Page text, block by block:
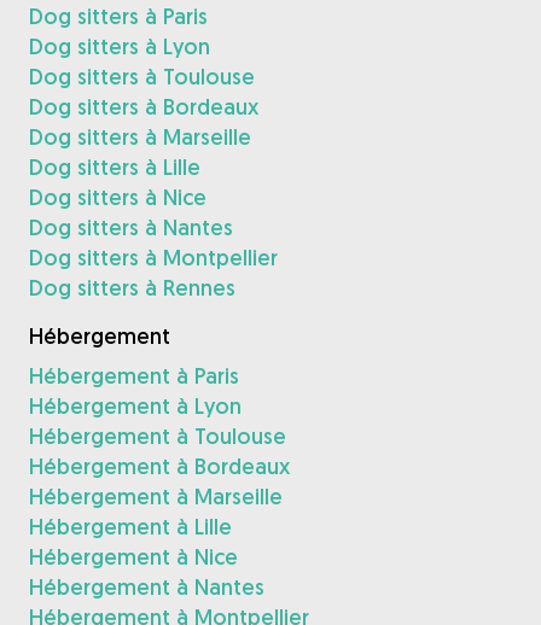
Dog sitters à Paris
Dog sitters à Lyon
Dog sitters à Toulouse
Dog sitters à Bordeaux
Dog sitters à Marseille
Dog sitters à Lille
Dog sitters à Nice
Dog sitters à Nantes
Dog sitters à Montpellier
Dog sitters à Rennes
Hébergement
Hébergement à Paris
Hébergement à Lyon
Hébergement à Toulouse
Hébergement à Bordeaux
Hébergement à Marseille
Hébergement à Lille
Hébergement à Nice
Hébergement à Nantes
Hébergement à Montpellier